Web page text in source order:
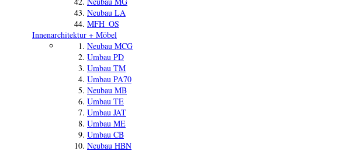
Neubau LA
MFH_OS
Innenarchitektur + Möbel
Neubau MCG
Umbau PD
Umbau TM
Umbau PA70
Neubau MB
Umbau TE
Umbau JAT
Umbau ME
Umbau CB
Neubau HBN